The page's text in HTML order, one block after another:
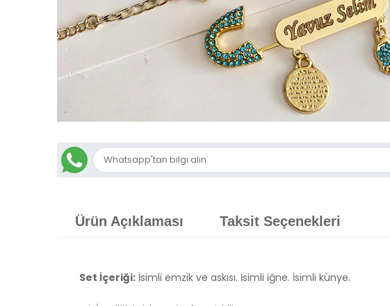
Ürün Açıklaması Taksit Seçenekleri
Set İçeriği: İsimli emzik ve askısı. İsimli iğne. İsimli künye.